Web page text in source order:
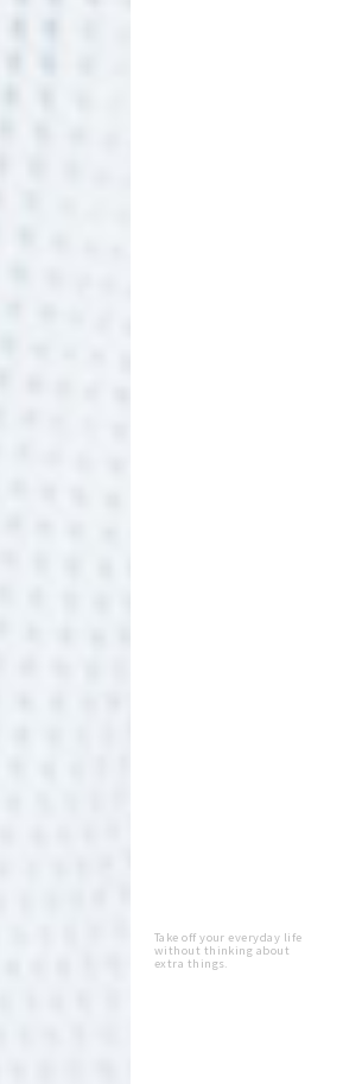
Take off your everyday life
without thinking about
extra things.